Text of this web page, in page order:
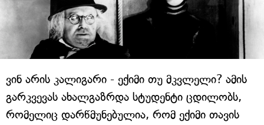
ვინ არის კალიგარი - ექიმი თუ მკვლელი? ამის
გარკვევას ახალგაზრდა სტუდენტი ცდილობს,
რომელიც დარწმუნებულია, რომ ექიმი თავის